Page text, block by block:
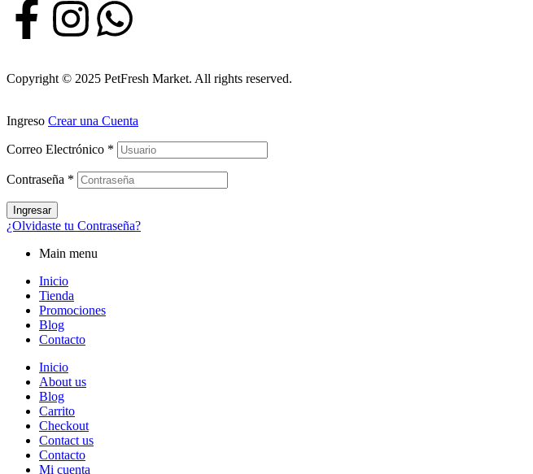
Copyright © 2025 PetFresh Market. All rights reserved.
Ingreso Crear una Cuenta
Correo Electrónico *
Contraseña *
Ingresar
¿Olvidaste tu Contraseña?
Main menu
Inicio
Tienda
Promociones
Blog
Contacto
Inicio
About us
Blog
Carrito
Checkout
Contact us
Contacto
Mi cuenta